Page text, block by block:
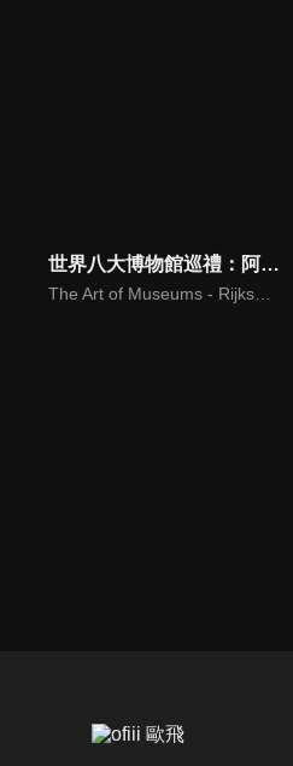
世界八大博物館巡禮：阿姆斯特丹國家博物館
The Art of Museums - Rijksmuseum, Amsterdam